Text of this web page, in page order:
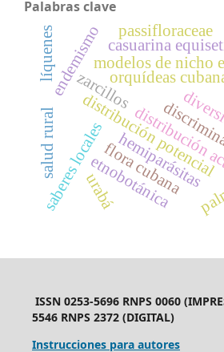
Palabras clave
orquídeas
distribución
distribución potencial
modelos de nicho
endemismo
líquenes
saberes localeshemiparásitas
flora cubana
etnobotánica
salud rural
urabá
casuarina
passifloraceae
zarcillos
ISSN 0253-5696 RNPS 0060
5546 RNPS 2372 (DIGITAL)
Instrucciones para autores